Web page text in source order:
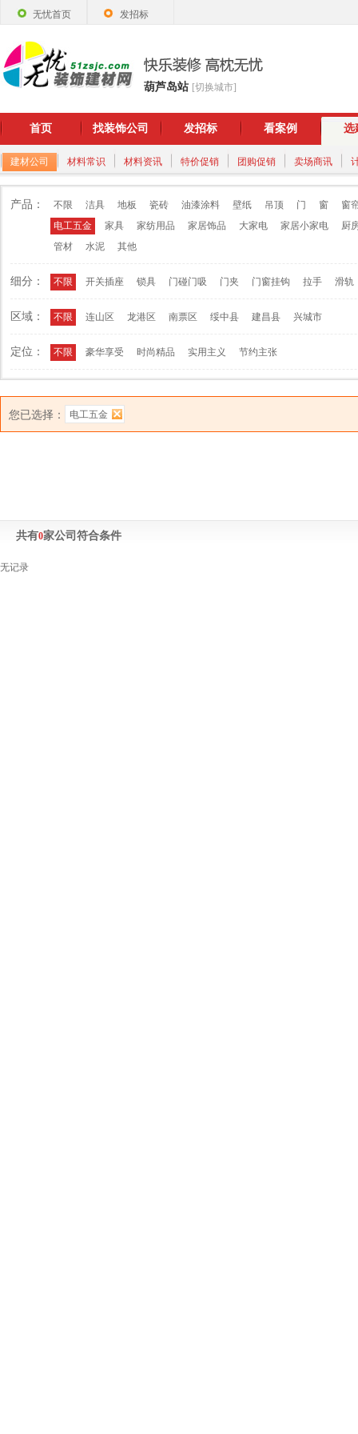
无忧首页 发招标
葫芦岛站 [切换城市]
首页 找装饰公司 发招标 看案例 选
建材公司 材料常识 材料资讯 特价促销 团购促销 卖场商讯
产品： 不限 洁具 地板 瓷砖 油漆涂料 壁纸 吊顶 门 窗
窗
电工五金
家具 家纺用品 家居饰品 大家电 家居小家电
厨
管材
水泥 其他
细分： 不限 开关插座 锁具 门碰门吸 门夹 门窗挂钩 拉手 滑轨
区域： 不限 连山区 龙港区 南票区 绥中县 建昌县 兴城市
定位： 不限 豪华享受 时尚精品 实用主义 节约主张
您已选择： 电工五金
共有0家公司符合条件
无记录